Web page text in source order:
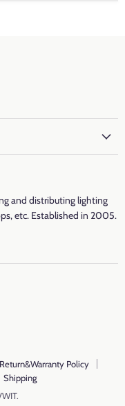
Konsum
and distributing lighting
etc. Established in 2005.
Return&Warranty Policy
Shipping